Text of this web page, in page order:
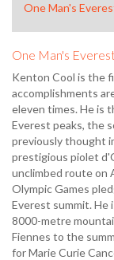
One Man's
One Man's
Kenton Cool is the
accomplishments
eleven times. He is
Everest peaks, the
previously thought
prestigious piolet
unclimbed route on
Olympic Games
Everest summit. He
8000-metre
Fiennes to the
for Marie Curie